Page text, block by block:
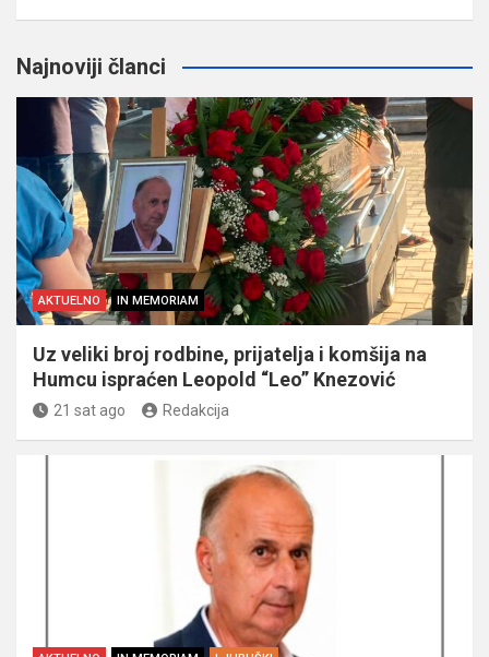
Najnoviji članci
AKTUELNO IN MEMORIAM
Uz veliki broj rodbine, prijatelja i komšija na
Humcu ispraćen Leopold “Leo” Knezović
21 sat ago Redakcija